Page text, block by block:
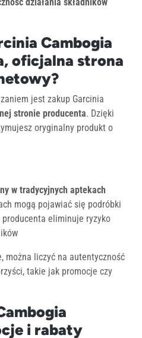
Cambogia
oficjalna strona
jest zakup Garcinia
stronie producenta. Dzięki
oryginalny produkt o
w tradycyjnych aptekach
mogą pojawiać się podróbki
eliminuje ryzyko
można liczyć na autentyczność
takie jak promocje czy
i rabaty